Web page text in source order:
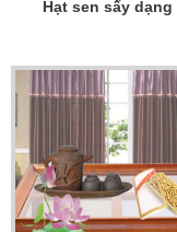
Hạt sen sấy dạng